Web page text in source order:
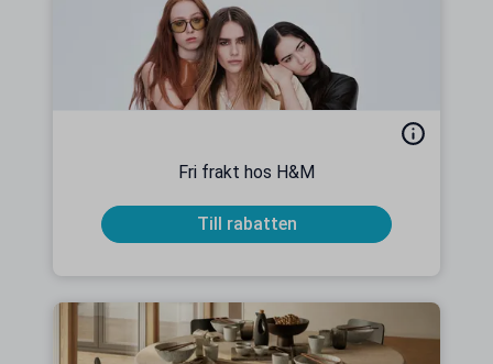
Fri frakt hos H&M
Till rabatten